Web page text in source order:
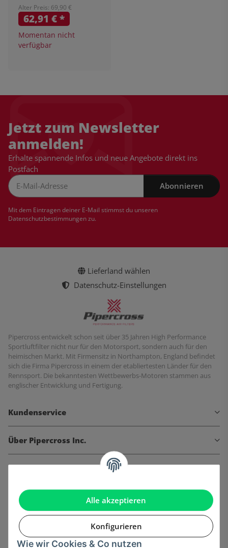
Alle akzeptieren
Konfigurieren
Wie wir Cookies & Co nutzen
Alter Preis: 69,90 €
62,91 €*
Momentan nicht
verfügbar
Jetzt zum Newsletter
anmelden!
Erhalte spannende Infos und neue Angebote direkt ins
Postfach
Abonnieren
Mit dem Eintragen deiner E-Mail stimmst du unseren
Datenschutzbestimmungenzu.
Lieferland wählen
Datenschutz-Einstellungen
Pipercross entwickelt schon seit über 35 Jahren High Performance
Sportluftfilter nicht nur für den Motorsport, sondern auch für den
heimischen Markt. Mit Firmensitz in Northampton, England befindet
sich die Firma Pipercross in einem der etabliertesten Länder für den
Rennsport. Die bekanntesten Wettbewerbs-Motoren stammen aus
englischer Entwicklung und Fertigung.
Kundenservice
Über Pipercross Inc.
Informationen
Gesetzliche Informationen